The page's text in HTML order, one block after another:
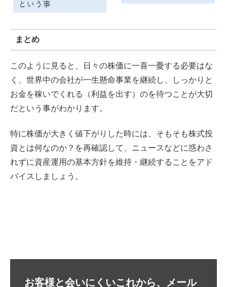
まとめ
このように見ると、日々の株価に一喜一憂する必要はな
く、世界中の会社が一生懸命事業を継続し、しっかりと
お金を稼いでくれる（利益を出す）のを待つことが大切
だという事がわかります。
特に株価が大きく値下がりした時には、そもそも株式投
資とは何なのか？を再確認して、ニュースなどに惑わさ
れずに資産運用の基本方針を維持・継続することをアド
バイスしましょう。
お客様と会いにくいこれから、メール